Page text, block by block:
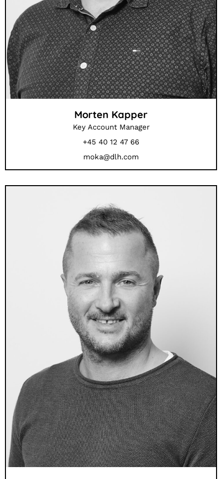
Morten Kapper
Key Account Manager
+45 40 12 47 66
moka@dlh.com